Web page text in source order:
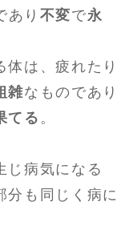
あり 不変で永
体は、疲れたり
雑なものであり
てる 。
じ病気になる
分も同じく病に